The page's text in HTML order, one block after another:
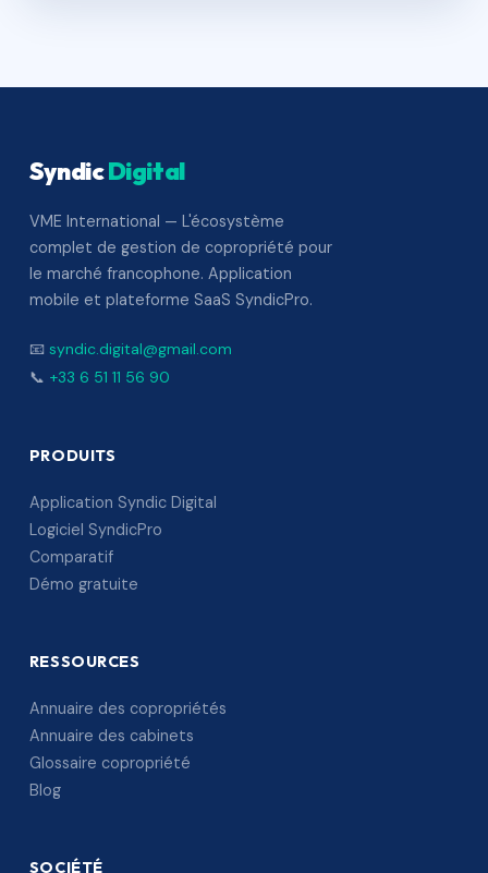
SyndicDigital
VME International — L'écosystème
complet de gestion de copropriété pour
le marché francophone. Application
mobile et plateforme SaaS SyndicPro.
📧 syndic.digital@gmail.com
📞 +33 6 51 11 56 90
PRODUITS
Application Syndic Digital
Logiciel SyndicPro
Comparatif
Démo gratuite
RESSOURCES
Annuaire des copropriétés
Annuaire des cabinets
Glossaire copropriété
Blog
SOCIÉTÉ